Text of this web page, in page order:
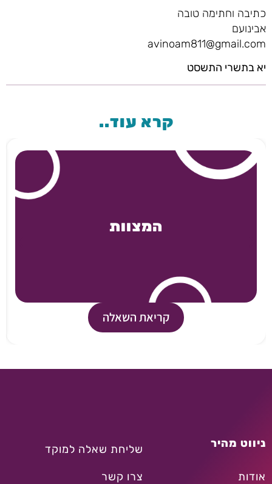
כתיבה וחתימה טובה
אבינועם
avinoam811@gmail.com
יא בתשרי התשסט
קרא עוד..
המצוות
קריאת השאלה
ניווט מהיר
אודות
שליחת שאלה למוקד
צרו קשר